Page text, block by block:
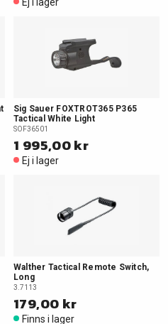
Sig Sauer FOXTROT365 P365
Tactical White Light
SOF36501
1 995,00 kr
Ej i lager
Walther Tactical Remote Switch,
Long
3.7113
179,00 kr
Finns i lager